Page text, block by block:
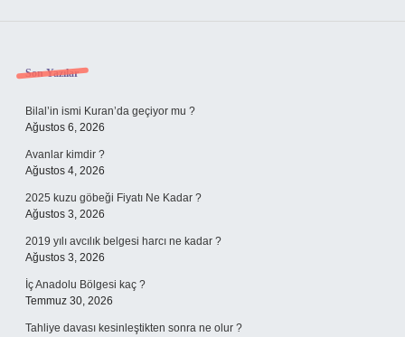
Sidebar
Son Yazılar
Bilal’in ismi Kuran’da geçiyor mu ?
Ağustos 6, 2026
Avanlar kimdir ?
Ağustos 4, 2026
2025 kuzu göbeği Fiyatı Ne Kadar ?
Ağustos 3, 2026
2019 yılı avcılık belgesi harcı ne kadar ?
Ağustos 3, 2026
İç Anadolu Bölgesi kaç ?
Temmuz 30, 2026
Tahliye davası kesinleştikten sonra ne olur ?